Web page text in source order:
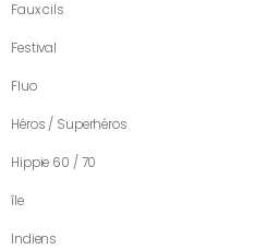
Faux cils
Festival
Fluo
Héros / Superhéros
Hippie 60 / 70
île
Indiens